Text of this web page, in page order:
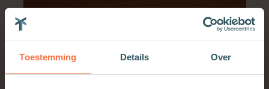
Toestemming Details Over